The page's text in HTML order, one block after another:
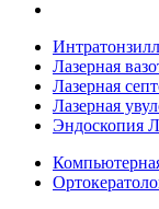
Лазерная
Лазерная
Лазерная
Эндоскопия